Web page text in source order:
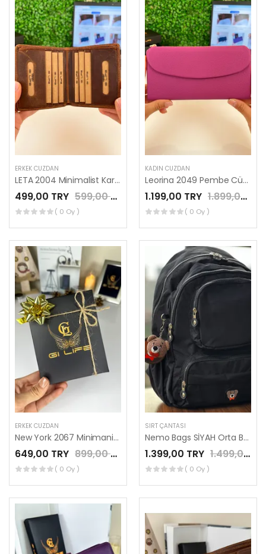
ERKEK CÜZDAN
LETA 2004 Minimalist Kartlık Cüzdan SİYAH Renk
499,00 TRY 599,00 TRY
( 0 Oy )
KADIN CÜZDAN
Leorina 2049 Pembe Cüzdan Telefon Bölmeli
1.199,00 TRY 1.899,00 TRY
( 0 Oy )
ERKEK CÜZDAN
New York 2067 Minimanist Cüzdan Fındık Renk
649,00 TRY 899,00 TRY
( 0 Oy )
SIRT ÇANTASI
Nemo Bags SİYAH Orta Boy Sırt, Okul, 14 İnç Laptop, Seyahat Çantası Amigurumi Ayıcık Anahtarlık Hediyeli
1.399,00 TRY 1.499,00 TRY
( 0 Oy )